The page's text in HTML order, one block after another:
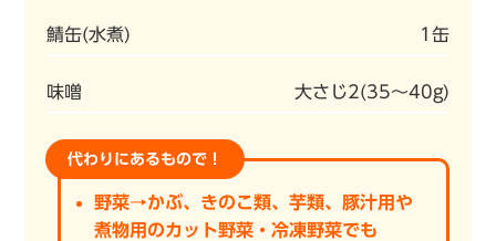
鯖缶(水煮) 1缶
味噌 大さじ2(35～40g)
代わりにあるもので！
野菜→かぶ、きのこ類、芋類、豚汁用や
煮物用のカット野菜・冷凍野菜でも